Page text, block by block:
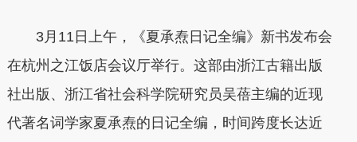
3月11日上午，《夏承焘日记全编》新书发布会
在杭州之江饭店会议厅举行。这部由浙江古籍出版
社出版、浙江省社会科学院研究员吴蓓主编的近现
代著名词学家夏承焘的日记全编，时间跨度长达近